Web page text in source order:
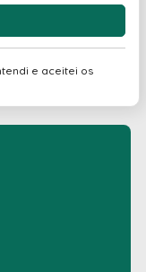
e aceitei os